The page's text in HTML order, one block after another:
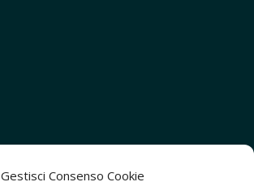
Gestisci Consenso Cookie